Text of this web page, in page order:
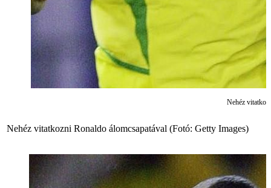
Nehéz
Nehéz vitatkozni Ronaldo álomcsapatával (Fotó: Getty Images)